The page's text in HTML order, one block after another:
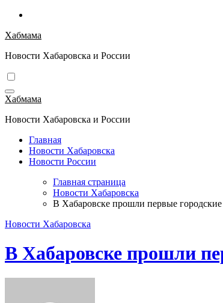
Перейти
содержимому
Хабмама
Новости Хабаровска и России
Хабмама
Новости Хабаровска и России
Главная
Новости Хабаровска
Новости России
Главная страница
Новости Хабаровска
В Хабаровске прошли первые
Новости Хабаровска
В Хабаровске прошли